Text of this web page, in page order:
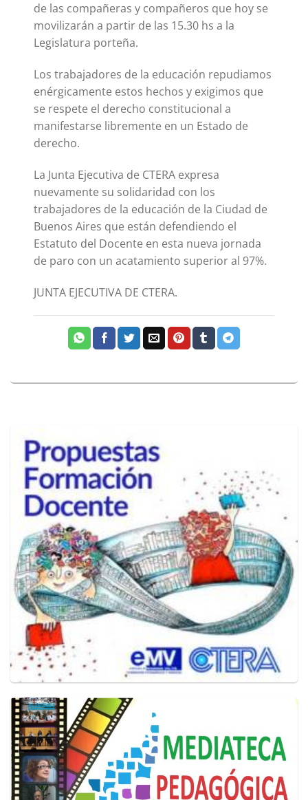
de las compañeras y compañeros que hoy se
movilizarán a partir de las 15.30 hs a la
Legislatura porteña.
Los trabajadores de la educación repudiamos
enérgicamente estos hechos y exigimos que
se respete el derecho constitucional a
manifestarse libremente en un Estado de
derecho.
La Junta Ejecutiva de CTERA expresa
nuevamente su solidaridad con los
trabajadores de la educación de la Ciudad de
Buenos Aires que están defendiendo el
Estatuto del Docente en esta nueva jornada
de paro con un acatamiento superior al 97%.
JUNTA EJECUTIVA DE CTERA.